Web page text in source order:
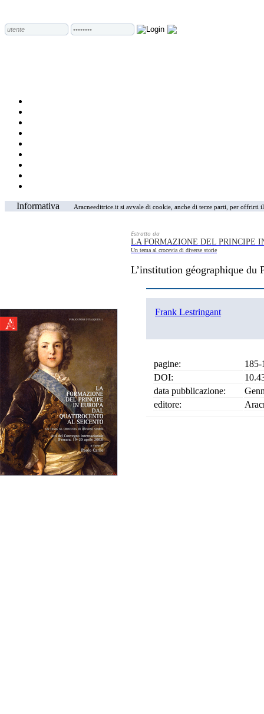
Informativa Aracneeditrice.it si avvale di cookie, anche di terze parti, per
Estratto da
LA FORMAZIONE DEL PRINCIPE
Un tema al crocevia di diverse storie
L’institution géographique du
Frank Lestringant
pagine:
185-
DOI:
data pubblicazione:
editore: